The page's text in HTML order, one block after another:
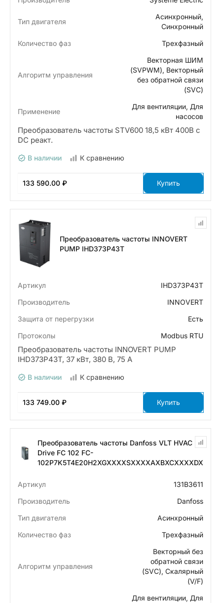
Тип двигателя
Асинхронный,
Синхронный
Количество фаз
Трехфазный
Алгоритм управления
Векторная ШИМ
(SVPWM), Векторный
без обратной связи
(SVC)
Применение
Для вентиляции, Для
насосов
Преобразователь частоты STV600 18,5 кВт 400В с
DC реакт.
В наличии К сравнению
133 590.00 ₽ Купить
Преобразователь частоты INNOVERT
PUMP IHD373P43T
Артикул
IHD373P43T
Производитель
INNOVERT
Защита от перегрузки
Есть
Протоколы
Modbus RTU
Преобразователь частоты INNOVERT PUMP
IHD373P43T, 37 кВт, 380 В, 75 А
В наличии К сравнению
133 749.00 ₽ Купить
Преобразователь частоты Danfoss VLT HVAC
Drive FC 102 FC-
102P7K5T4E20H2XGXXXXSXXXXAXBXCXXXXDX
Артикул
131B3611
Производитель
Danfoss
Тип двигателя
Асинхронный
Количество фаз
Трехфазный
Алгоритм управления
Векторный без
обратной связи
(SVC), Скалярный
(V/F)
Для вентиляции, Для